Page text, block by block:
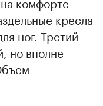
кресла
ног. Третий
но вполне